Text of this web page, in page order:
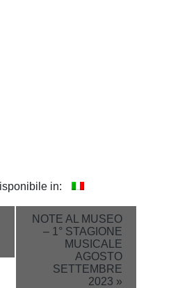
in:
NOTE AL MUSEO
– 1° STAGIONE
MUSICALE
AGOSTO
SETTEMBRE
2023 »